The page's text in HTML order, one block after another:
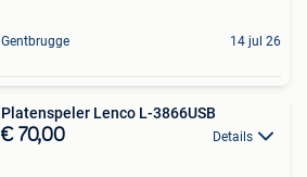
Gentbrugge 14 jul 26
Platenspeler Lenco L-3866USB
€ 70,00 Details